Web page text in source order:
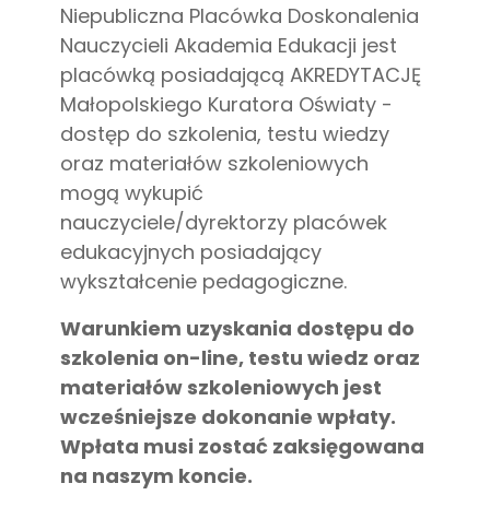
Niepubliczna Placówka Doskonalenia
Nauczycieli Akademia Edukacji jest
placówką posiadającą AKREDYTACJĘ
Małopolskiego Kuratora Oświaty -
dostęp do szkolenia, testu wiedzy
oraz materiałów szkoleniowych
mogą wykupić
nauczyciele/dyrektorzy placówek
edukacyjnych posiadający
wykształcenie pedagogiczne.
Warunkiem uzyskania dostępu do
szkolenia on-line, testu wiedz oraz
materiałów szkoleniowych jest
wcześniejsze dokonanie wpłaty.
Wpłata musi zostać zaksięgowana
na naszym koncie.